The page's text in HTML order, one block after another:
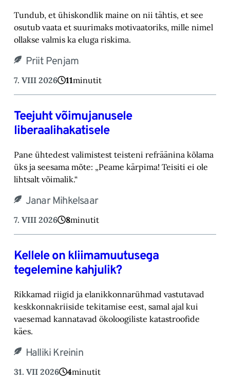
Tundub, et ühiskondlik maine on nii tähtis, et see
osutub vaata et suurimaks motivaatoriks, ‎mille nimel
ollakse valmis ka eluga riskima.‎
Priit Penjam
7. VIII 2026 11minutit
Teejuht võimujanusele
liberaalihakatisele
Pane ühtedest valimistest teisteni refräänina kõlama
üks ja seesama mõte: „Peame kärpima! ‎Teisiti ei ole
lihtsalt võimalik.“‎
Janar Mihkelsaar
7. VIII 2026 8minutit
Kellele on kliimamuutusega
tegelemine kahjulik?
Rikkamad riigid ja elanikkonnarühmad vastutavad
keskkonnakriiside tekitamise eest, samal ajal kui
vaesemad kannatavad ökoloogiliste katastroofide
käes.
Halliki Kreinin
31. VII 2026 4minutit